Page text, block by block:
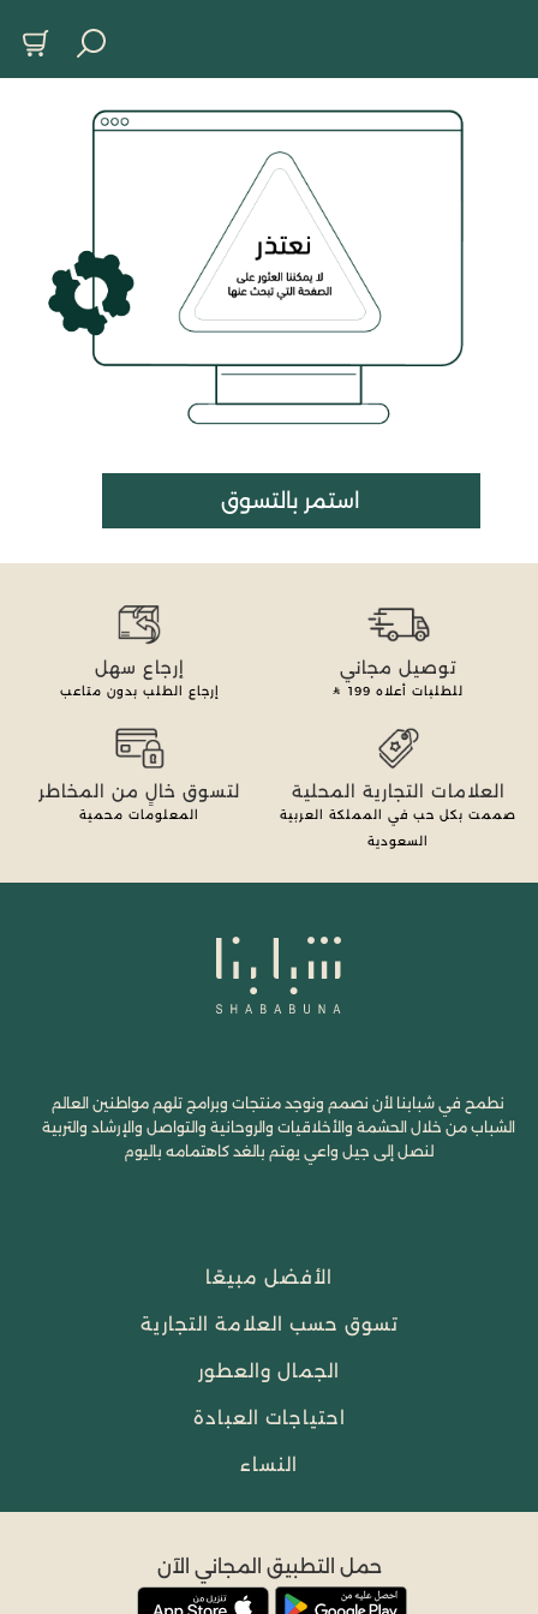
استمر بالتسوق
توصيل مجاني
للطلبات أعلاه 199
إرجاع سهل
إرجاع الطلب بدون متاعب
العلامات التجارية المحلية
صممت بكل حب في المملكة العربية
السعودية
لتسوق خالٍ من المخاطر
المعلومات محمية
نطمح في شبابنا لأن نصمم ونوجد منتجات وبرامج تلهم مواطنين العالم
الشباب من خلال الحشمة والأخلاقيات والروحانية والتواصل والإرشاد والتربية
لنصل إلى جيل واعي يهتم بالغد كاهتمامه باليوم
الأفضل مبيعًا
تسوق حسب العلامة التجارية
الجمال والعطور
احتياجات العبادة
النساء
حمل التطبيق المجاني الآن